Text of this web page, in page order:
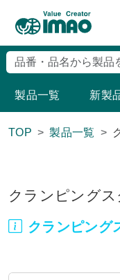
製品一覧 新製
TOP 製品一覧
クランピング
クランピング